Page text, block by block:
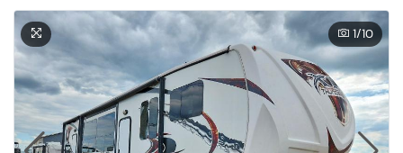
1/10